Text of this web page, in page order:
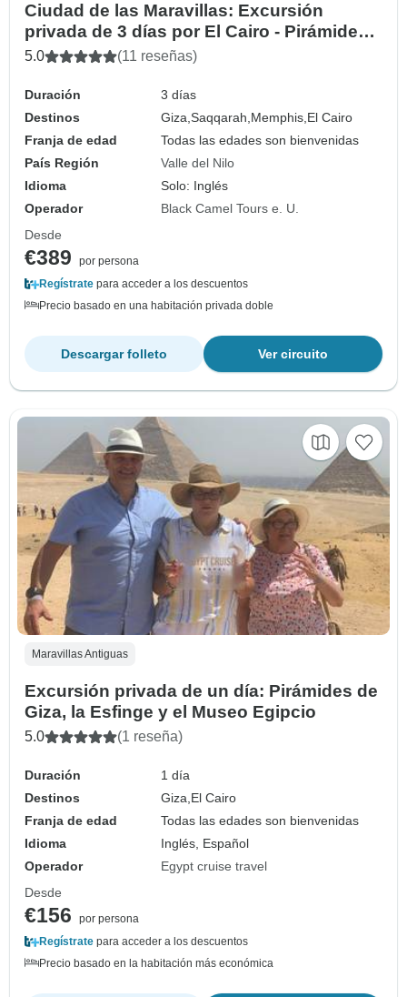
Ciudad de las Maravillas: Excursión
privada de 3 días por El Cairo - Pirámides,
Esfinge, Museo Egipcio y cena en crucero
5.0 (11 reseñas)
Duración
3 días
Destinos
Giza,Saqqarah,Memphis,El Cairo
Franja de edad
Todas las edades son bienvenidas
País Región
Valle del Nilo
Idioma
Solo: Inglés
Operador
Black Camel Tours e. U.
Desde
€389
por persona
Regístrate para acceder a los descuentos
Precio basado en una habitación privada doble
Ver circuito
Descargar folleto
Maravillas Antiguas
Excursión privada de un día: Pirámides de
Giza, la Esfinge y el Museo Egipcio
5.0 (1 reseña)
Duración
1 día
Destinos
Giza, El Cairo
Franja de edad
Todas las edades son bienvenidas
Idioma
Inglés, Español
Operador
Egypt cruise travel
Desde
€156
por persona
Regístrate para acceder a los descuentos
Precio basado en la habitación más económica